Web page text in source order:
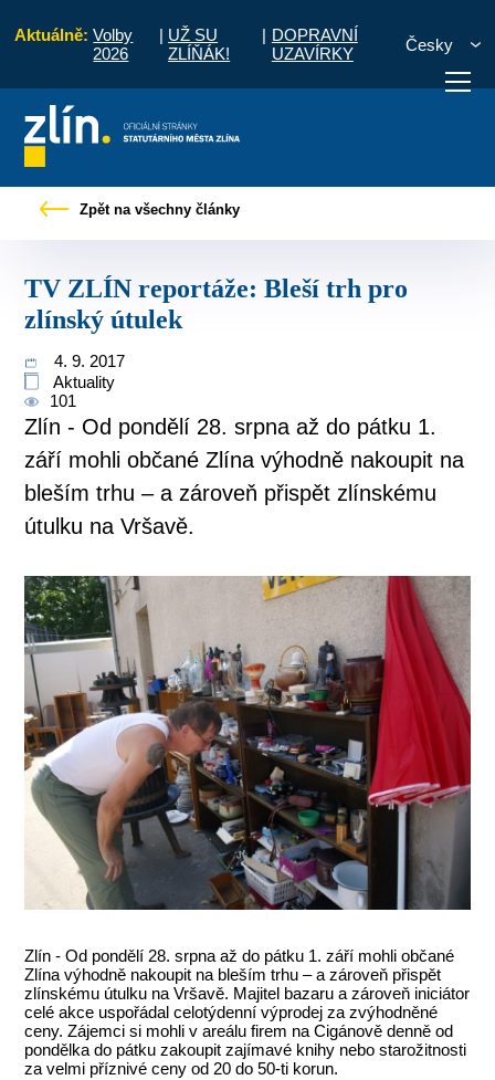
Aktuálně: Volby
2026
| UŽ SU
ZLÍŇÁK!
| DOPRAVNÍ
UZAVÍRKY
Česky
vyřídit Potřebuji zaplatit
Zpět na všechny články
TV ZLÍN reportáže: Bleší trh pro
zlínský útulek
4. 9. 2017
Aktuality
101
Zlín - Od pondělí 28. srpna až do pátku 1.
září mohli občané Zlína výhodně nakoupit na
bleším trhu – a zároveň přispět zlínskému
útulku na Vršavě.
Zlín - Od pondělí 28. srpna až do pátku 1. září mohli občané
Zlína výhodně nakoupit na bleším trhu – a zároveň přispět
zlínskému útulku na Vršavě. Majitel bazaru a zároveň iniciátor
celé akce uspořádal celotýdenní výprodej za zvýhodněné
ceny. Zájemci si mohli v areálu firem na Cigánově denně od
pondělka do pátku zakoupit zajímavé knihy nebo starožitnosti
za velmi příznivé ceny od 20 do 50-ti korun.